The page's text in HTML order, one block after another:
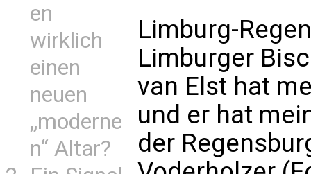
en
wirklich
einen
neuen
„moderne
n“ Altar?
Limburg-
Limburger
van Elst hat
und er hat
der